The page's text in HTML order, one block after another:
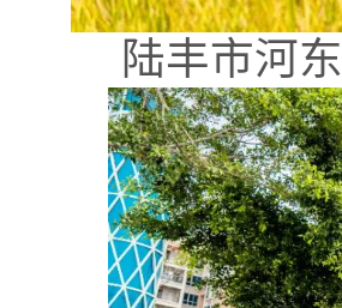
陆丰市河